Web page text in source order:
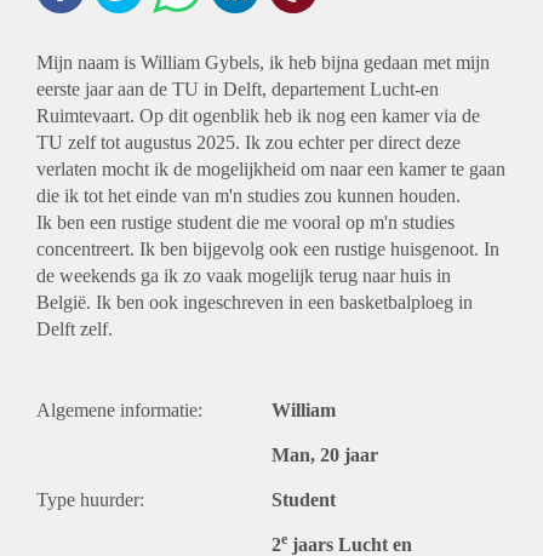
Mijn naam is William Gybels, ik heb bijna gedaan met mijn
eerste jaar aan de TU in Delft, departement Lucht-en
Ruimtevaart. Op dit ogenblik heb ik nog een kamer via de
TU zelf tot augustus 2025. Ik zou echter per direct deze
verlaten mocht ik de mogelijkheid om naar een kamer te gaan
die ik tot het einde van m'n studies zou kunnen houden.
Ik ben een rustige student die me vooral op m'n studies
concentreert. Ik ben bijgevolg ook een rustige huisgenoot. In
de weekends ga ik zo vaak mogelijk terug naar huis in
België. Ik ben ook ingeschreven in een basketbalploeg in
Delft zelf.
Algemene informatie: William
Man, 20 jaar
Type huurder: Student
2e jaars Lucht en